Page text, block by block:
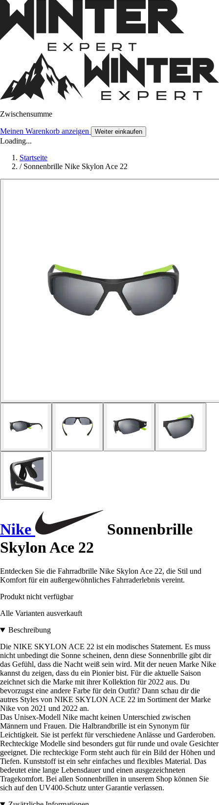
Zwischensumme
Meinen Warenkorb anzeigen Weiter einkaufen
Loading...
Startseite
/ Sonnenbrille Nike Skylon Ace 22
Nike
Sonnenbrille
Skylon Ace 22
Entdecken Sie die Fahrradbrille Nike Skylon Ace 22, die Stil und
Komfort für ein außergewöhnliches Fahrraderlebnis vereint.
Produkt nicht verfügbar
Alle Varianten ausverkauft
Beschreibung
Die NIKE SKYLON ACE 22 ist ein modisches Statement. Es muss
nicht unbedingt die Sonne scheinen, denn diese Sonnenbrille gibt dir
das Gefühl, dass die Nacht weiß sein wird. Mit der neuen Marke Nike
kannst du zeigen, dass du ein Pionier bist. Für die aktuelle Saison
zeichnet sich die Marke mit ihrer Kollektion für 2022 aus. Du
bevorzugst eine andere Farbe für dein Outfit? Dann schau dir die
autres Styles von NIKE SKYLON ACE 22 im Sortiment der Marke
Nike von 2021 und 2022 an.
Das Unisex-Modell Nike macht keinen Unterschied zwischen
Männern und Frauen. Die Halbrandbrille ist ein Synonym für
Leichtigkeit. Sie ist perfekt für verschiedene Anlässe und Garderoben.
Rechteckige Modelle sind besonders gut für runde und ovale Gesichter
geeignet. Die rechteckige Form steht auch für ein Bild der Höhen und
Tiefen. Kunststoff ist ein sehr einfaches und flexibles Material. Das
bedeutet eine lange Lebensdauer und einen ausgezeichneten
Tragekomfort. Bei allen Sonnenbrillen in unserem Shop können Sie
sich auf den UV400-Schutz unter Garantie verlassen.